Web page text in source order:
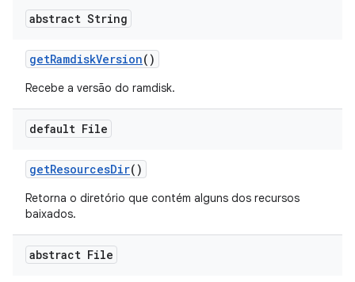
abstract String
getRamdiskVersion()
Recebe a versão do ramdisk.
default File
getResourcesDir()
Retorna o diretório que contém alguns dos recursos
baixados.
abstract File